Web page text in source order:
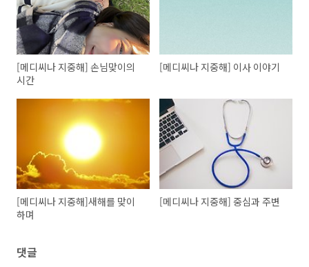
[메디씨나 지중해] 손님맞이의
시간
[메디씨나 지중해] 이사 이야기
[메디씨나 지중해]새해를 맞이
하며
[메디씨나 지중해] 중심과 주변
댓글